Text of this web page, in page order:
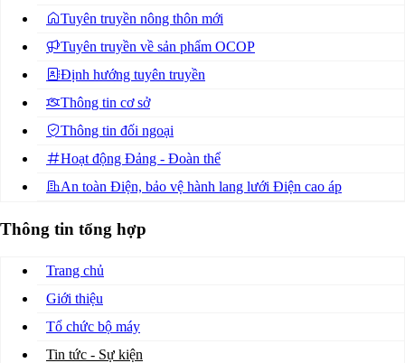
Tuyên truyền nông thôn mới
Tuyên truyền về sản phẩm OCOP
Định hướng tuyên truyền
Thông tin cơ sở
Thông tin đối ngoại
Hoạt động Đảng - Đoàn thể
An toàn Điện, bảo vệ hành lang lưới Điện cao áp
Thông tin tổng hợp
Trang chủ
Giới thiệu
Tổ chức bộ máy
Tin tức - Sự kiện